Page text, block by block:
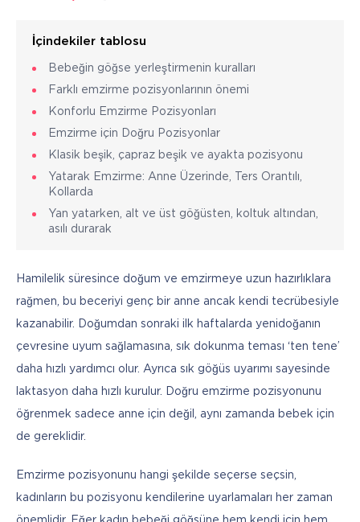
İçindekiler tablosu
Bebeğin göğse yerleştirmenin kuralları
Farklı emzirme pozisyonlarının önemi
Konforlu Emzirme Pozisyonları
Emzirme için Doğru Pozisyonlar
Klasik beşik, çapraz beşik ve ayakta pozisyonu
Yatarak Emzirme: Anne Üzerinde, Ters Orantılı,
Kollarda
Yan yatarken, alt ve üst göğüsten, koltuk altından,
asılı durarak
Hamilelik süresince doğum ve emzirmeye uzun hazırlıklara
rağmen, bu beceriyi genç bir anne ancak kendi tecrübesiyle
kazanabilir. Doğumdan sonraki ilk haftalarda yenidoğanın
çevresine uyum sağlamasına, sık dokunma teması ‘ten tene’
daha hızlı yardımcı olur. Ayrıca sık göğüs uyarımı sayesinde
laktasyon daha hızlı kurulur. Doğru emzirme pozisyonunu
öğrenmek sadece anne için değil, aynı zamanda bebek için
de gereklidir.
Emzirme pozisyonunu hangi şekilde seçerse seçsin,
kadınların bu pozisyonu kendilerine uyarlamaları her zaman